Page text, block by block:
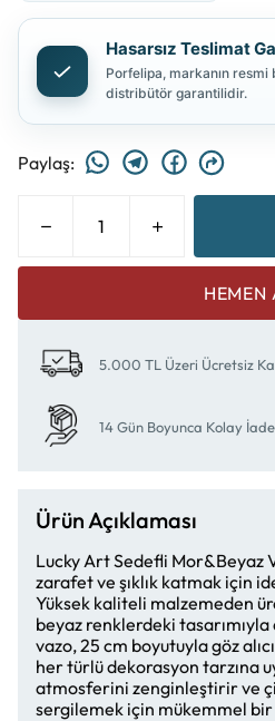
Hasarsız Teslimat
Porfelipa, markanın
distribütör garantilidir.
Paylaş:
HEMEN
5.000 TL Üzeri Ücretsiz
14 Gün Boyunca Kolay İade
Ürün Açıklaması
Lucky Art Sedefli Mor&Beyaz
zarafet ve şıklık katmak için
Yüksek kaliteli malzemeden
beyaz renklerdeki
vazo, 25 cm boyutuyla göz
her türlü dekorasyon tarzına
atmosferini zenginleştirir ve
sergilemek için mükemmel